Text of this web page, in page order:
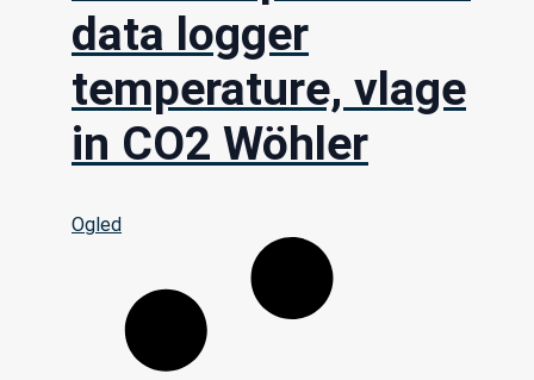
data logger
temperature, vlage
in CO2 Wöhler
Ogled